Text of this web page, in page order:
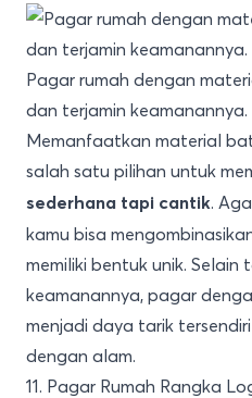
Pagar rumah dengan
dan terjamin keamanannya.
Memanfaatkan material
salah satu pilihan untuk
sederhana tapi cantik.
kamu bisa
memiliki bentuk unik.
keamanannya, pagar
menjadi daya tarik
dengan alam.
11. Pagar Rumah Rangka